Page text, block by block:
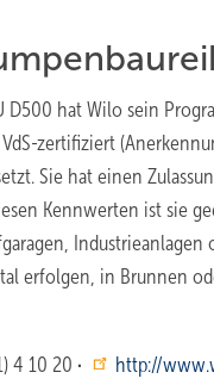
D500 hat Wilo sein
zertifiziert
Sie hat einen
Kennwerten ist sie
erfolgen, in Brunnen
4 10 20 · http://